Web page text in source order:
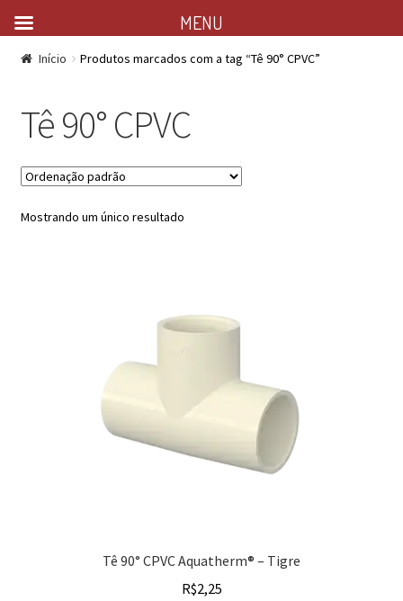
Início Produtos marcados com a tag “Tê 90° CPVC”
Tê 90° CPVC
Mostrando um único resultado
Tê 90° CPVC Aquatherm® – Tigre
R$2,25
MENU